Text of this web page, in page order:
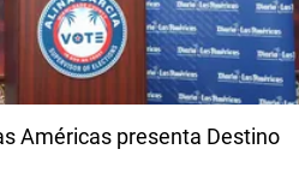
Américas presenta Destino